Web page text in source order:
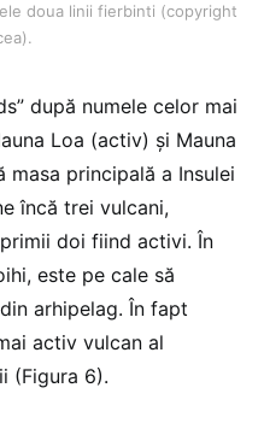
doua linii fierbinti (copyright
după numele celor mai
Loa (activ) și Mauna
masa principală a Insulei
încă trei vulcani,
doi fiind activi. În
este pe cale să
arhipelag. În fapt
activ vulcan al
(Figura 6).